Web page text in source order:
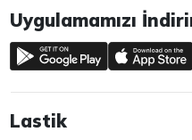
Uygulamamızı
Lastik